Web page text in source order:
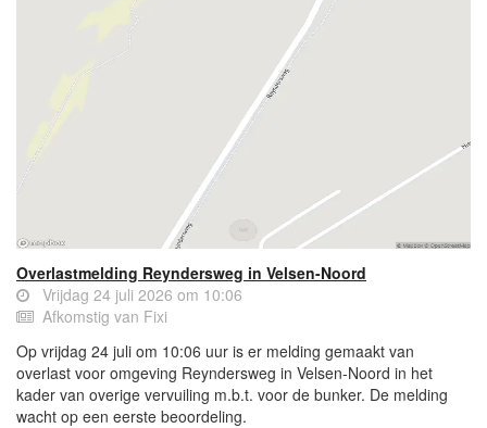
Overlastmelding Reyndersweg in Velsen-Noord
Vrijdag 24 juli 2026 om 10:06
Afkomstig van Fixi
Op vrijdag 24 juli om 10:06 uur is er melding gemaakt van
overlast voor omgeving Reyndersweg in Velsen-Noord in het
kader van overige vervuiling m.b.t. voor de bunker. De melding
wacht op een eerste beoordeling.